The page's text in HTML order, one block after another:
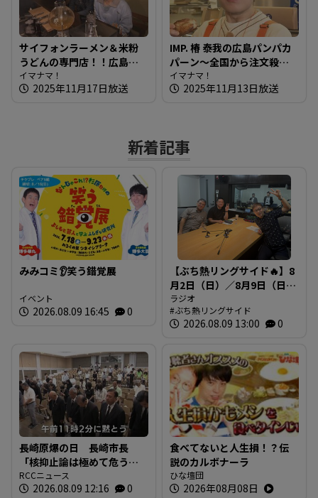
サイフォンラーメン＆米粉
うどんの専門店！！広島の
新しい麺を知りたガール
【街ネタ！知りたガール】
イマナマ！
2025年11月17日放送
IMP. 椿 泰我の広島パンパカ
パーン～全国から注文殺
到！クイニーアマン専門店
イマナマ！
2025年11月13日放送
新着記事
みみコミ👂笑う錯覚展
イベント
2026.08.09 16:45 0
【ぶち熱リングサイド🔥】8
月2日（日）／8月9日（日）
放送内容
ラジオ
ぶち熱リングサイド
2026.08.09 13:00 0
長崎原爆の日 長崎市長
「核抑止論は極めて危う
い」 広島でも原爆犠牲者
を慰霊
RCCニュース
2026.08.09 12:16 0
食べてないと人生損！？伝
説のカルボナーラ
ひな壇団
2026年08月08日